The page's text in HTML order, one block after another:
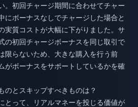
。初回チャージ期間に合わせてチャー
にボーナスなしでチャージした場合と
実質コストが大幅に下がりました。サ
の初回チャージボーナスを同じ取引で
限らないため、大きな購入を行う前
がボーナスをサポートしているかを確
のとスキップすべきものは？
とって、リアルマネーを投じる価値が